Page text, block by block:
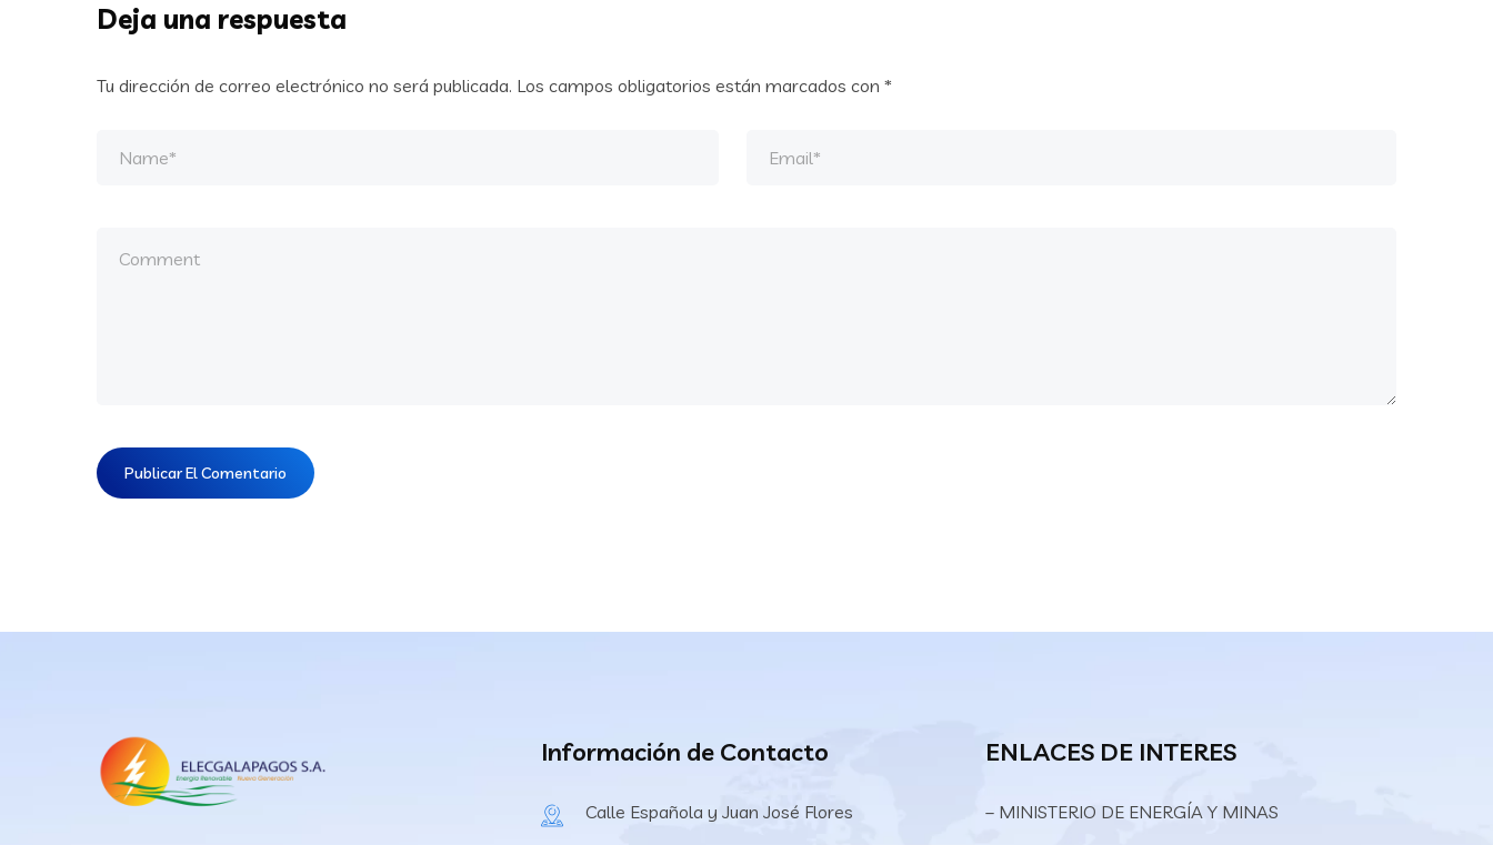
Deja una respuesta
Tu dirección de correo electrónico no será publicada. Los campos obligatorios están marcados con *
Información de Contacto
Calle Española y Juan José Flores
ENLACES DE INTERES
– MINISTERIO DE ENERGÍA Y MINAS